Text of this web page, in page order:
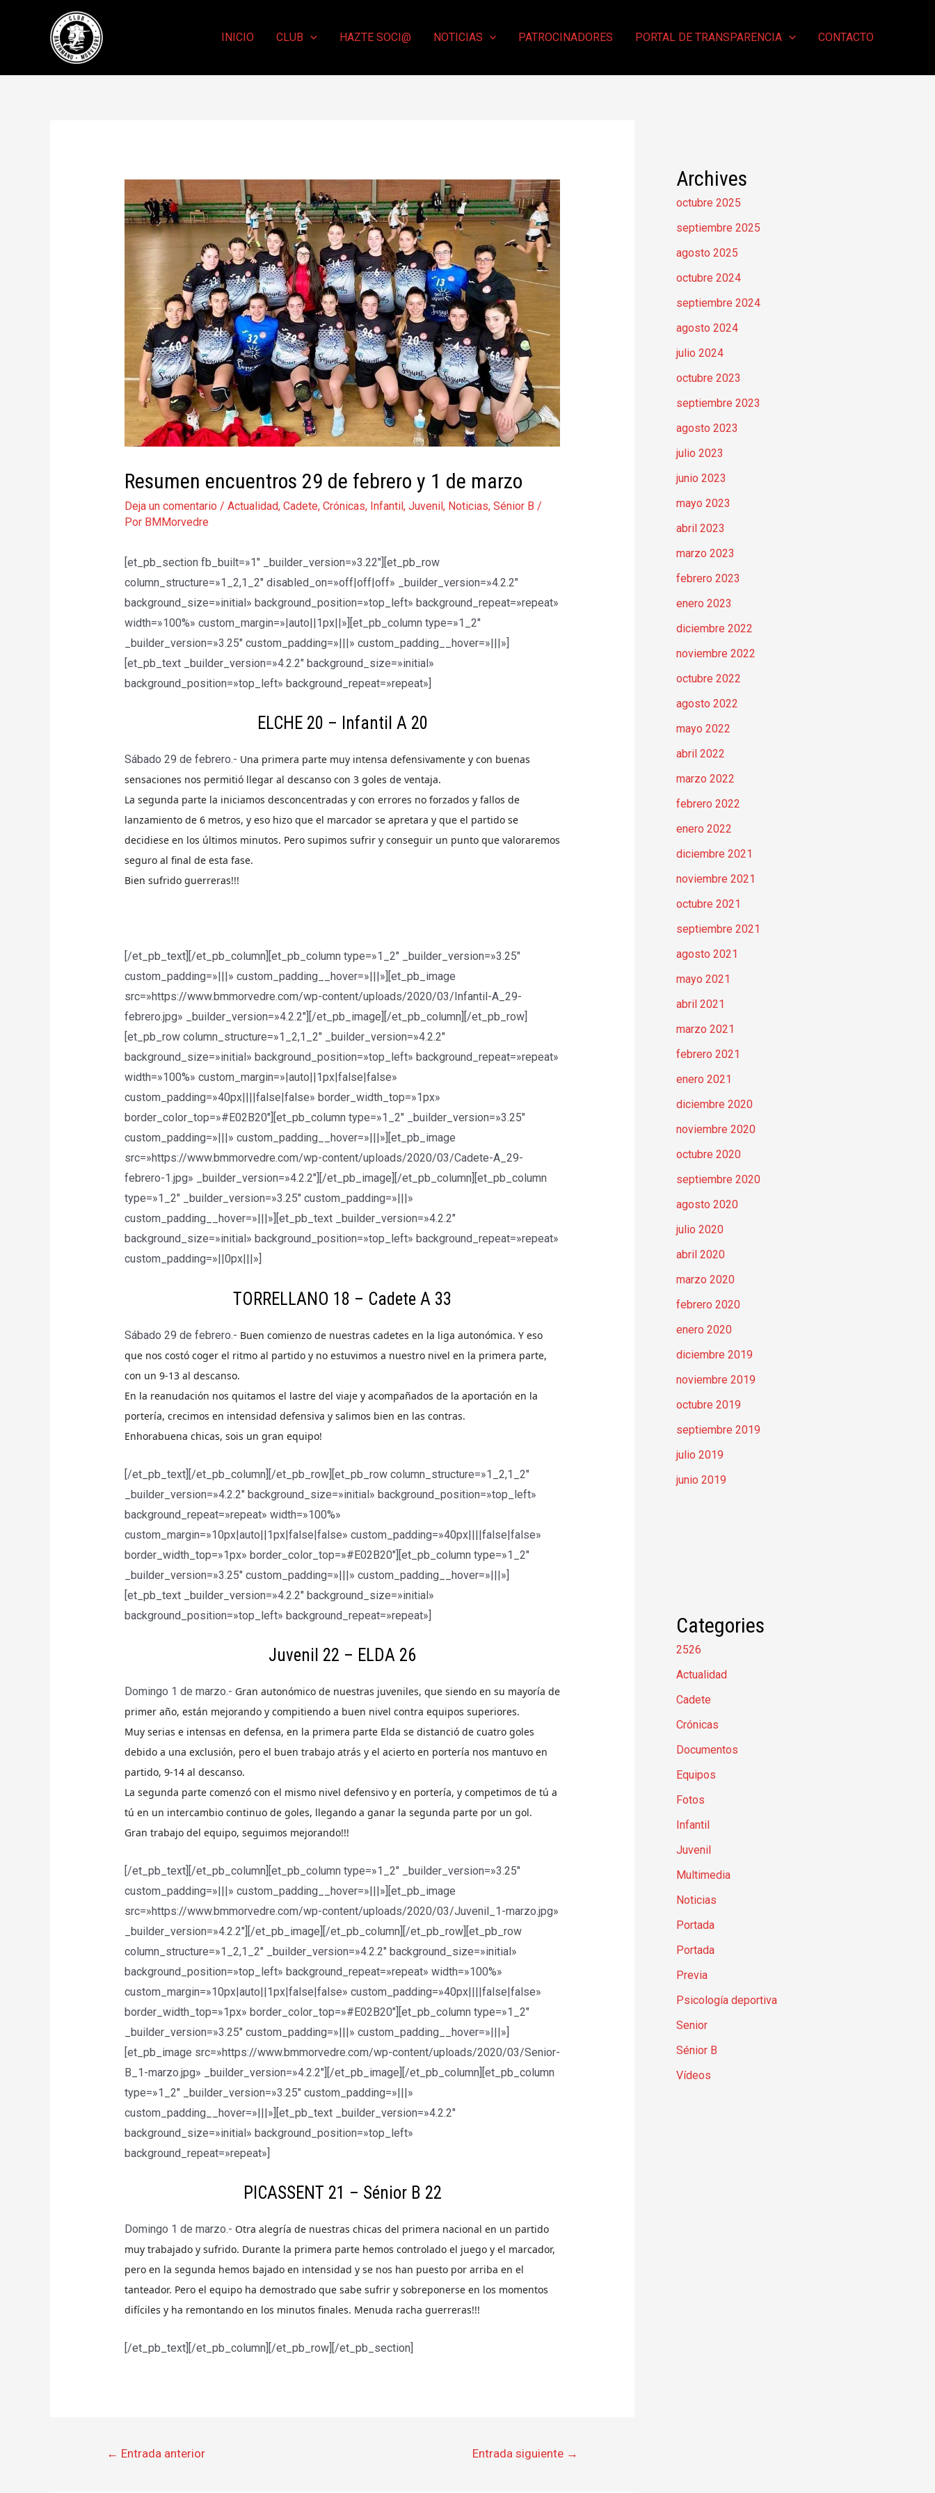
INICIO CLUB HAZTE SOCI@ NOTICIAS PATROCINADORES PORTAL DE TRANSPARENCIA CONTACTO
Resumen encuentros 29 de febrero y 1 de marzo
Deja un comentario / Actualidad, Cadete, Crónicas, Infantil, Juvenil, Noticias, Sénior B /
Por BMMorvedre
[et_pb_section fb_built=»1″ _builder_version=»3.22″][et_pb_row
column_structure=»1_2,1_2″ disabled_on=»off|off|off» _builder_version=»4.2.2″
background_size=»initial» background_position=»top_left» background_repeat=»repeat»
width=»100%» custom_margin=»|auto||1px||»][et_pb_column type=»1_2″
_builder_version=»3.25″ custom_padding=»|||» custom_padding__hover=»|||»]
[et_pb_text _builder_version=»4.2.2″ background_size=»initial»
background_position=»top_left» background_repeat=»repeat»]
ELCHE 20 – Infantil A 20
Sábado 29 de febrero.- Una primera parte muy intensa defensivamente y con buenas
sensaciones nos permitió llegar al descanso con 3 goles de ventaja.
La segunda parte la iniciamos desconcentradas y con errores no forzados y fallos de
lanzamiento de 6 metros, y eso hizo que el marcador se apretara y que el partido se
decidiese en los últimos minutos. Pero supimos sufrir y conseguir un punto que valoraremos
seguro al final de esta fase.
Bien sufrido guerreras!!!
[/et_pb_text][/et_pb_column][et_pb_column type=»1_2″ _builder_version=»3.25″
custom_padding=»|||» custom_padding__hover=»|||»][et_pb_image
src=»https://www.bmmorvedre.com/wp-content/uploads/2020/03/Infantil-A_29-
febrero.jpg» _builder_version=»4.2.2″][/et_pb_image][/et_pb_column][/et_pb_row]
[et_pb_row column_structure=»1_2,1_2″ _builder_version=»4.2.2″
background_size=»initial» background_position=»top_left» background_repeat=»repeat»
width=»100%» custom_margin=»|auto||1px|false|false»
custom_padding=»40px||||false|false» border_width_top=»1px»
border_color_top=»#E02B20″][et_pb_column type=»1_2″ _builder_version=»3.25″
custom_padding=»|||» custom_padding__hover=»|||»][et_pb_image
src=»https://www.bmmorvedre.com/wp-content/uploads/2020/03/Cadete-A_29-
febrero-1.jpg» _builder_version=»4.2.2″][/et_pb_image][/et_pb_column][et_pb_column
type=»1_2″ _builder_version=»3.25″ custom_padding=»|||»
custom_padding__hover=»|||»][et_pb_text _builder_version=»4.2.2″
background_size=»initial» background_position=»top_left» background_repeat=»repeat»
custom_padding=»||0px|||»]
TORRELLANO 18 – Cadete A 33
Sábado 29 de febrero.- Buen comienzo de nuestras cadetes en la liga autonómica. Y eso
que nos costó coger el ritmo al partido y no estuvimos a nuestro nivel en la primera parte,
con un 9-13 al descanso.
En la reanudación nos quitamos el lastre del viaje y acompañados de la aportación en la
portería, crecimos en intensidad defensiva y salimos bien en las contras.
Enhorabuena chicas, sois un gran equipo!
[/et_pb_text][/et_pb_column][/et_pb_row][et_pb_row column_structure=»1_2,1_2″
_builder_version=»4.2.2″ background_size=»initial» background_position=»top_left»
background_repeat=»repeat» width=»100%»
custom_margin=»10px|auto||1px|false|false» custom_padding=»40px||||false|false»
border_width_top=»1px» border_color_top=»#E02B20″][et_pb_column type=»1_2″
_builder_version=»3.25″ custom_padding=»|||» custom_padding__hover=»|||»]
[et_pb_text _builder_version=»4.2.2″ background_size=»initial»
background_position=»top_left» background_repeat=»repeat»]
Juvenil 22 – ELDA 26
Domingo 1 de marzo.- Gran autonómico de nuestras juveniles, que siendo en su mayoría de
primer año, están mejorando y compitiendo a buen nivel contra equipos superiores.
Muy serias e intensas en defensa, en la primera parte Elda se distanció de cuatro goles
debido a una exclusión, pero el buen trabajo atrás y el acierto en portería nos mantuvo en
partido, 9-14 al descanso.
La segunda parte comenzó con el mismo nivel defensivo y en portería, y competimos de tú a
tú en un intercambio continuo de goles, llegando a ganar la segunda parte por un gol.
Gran trabajo del equipo, seguimos mejorando!!!
[/et_pb_text][/et_pb_column][et_pb_column type=»1_2″ _builder_version=»3.25″
custom_padding=»|||» custom_padding__hover=»|||»][et_pb_image
src=»https://www.bmmorvedre.com/wp-content/uploads/2020/03/Juvenil_1-marzo.jpg»
_builder_version=»4.2.2″][/et_pb_image][/et_pb_column][/et_pb_row][et_pb_row
column_structure=»1_2,1_2″ _builder_version=»4.2.2″ background_size=»initial»
background_position=»top_left» background_repeat=»repeat» width=»100%»
custom_margin=»10px|auto||1px|false|false» custom_padding=»40px||||false|false»
border_width_top=»1px» border_color_top=»#E02B20″][et_pb_column type=»1_2″
_builder_version=»3.25″ custom_padding=»|||» custom_padding__hover=»|||»]
[et_pb_image src=»https://www.bmmorvedre.com/wp-content/uploads/2020/03/Senior-
B_1-marzo.jpg» _builder_version=»4.2.2″][/et_pb_image][/et_pb_column][et_pb_column
type=»1_2″ _builder_version=»3.25″ custom_padding=»|||»
custom_padding__hover=»|||»][et_pb_text _builder_version=»4.2.2″
background_size=»initial» background_position=»top_left»
background_repeat=»repeat»]
PICASSENT 21 – Sénior B 22
Domingo 1 de marzo.- Otra alegría de nuestras chicas del primera nacional en un partido
muy trabajado y sufrido. Durante la primera parte hemos controlado el juego y el marcador,
pero en la segunda hemos bajado en intensidad y se nos han puesto por arriba en el
tanteador. Pero el equipo ha demostrado que sabe sufrir y sobreponerse en los momentos
difíciles y ha remontando en los minutos finales. Menuda racha guerreras!!!
[/et_pb_text][/et_pb_column][/et_pb_row][/et_pb_section]
Navegación
← Entrada anterior Entrada siguiente →
Archives
octubre 2025
septiembre 2025
agosto 2025
octubre 2024
septiembre 2024
agosto 2024
julio 2024
octubre 2023
septiembre 2023
agosto 2023
julio 2023
junio 2023
mayo 2023
abril 2023
marzo 2023
febrero 2023
enero 2023
diciembre 2022
noviembre 2022
octubre 2022
agosto 2022
mayo 2022
abril 2022
marzo 2022
febrero 2022
enero 2022
diciembre 2021
noviembre 2021
octubre 2021
septiembre 2021
agosto 2021
mayo 2021
abril 2021
marzo 2021
febrero 2021
enero 2021
diciembre 2020
noviembre 2020
octubre 2020
septiembre 2020
agosto 2020
julio 2020
abril 2020
marzo 2020
febrero 2020
enero 2020
diciembre 2019
noviembre 2019
octubre 2019
septiembre 2019
julio 2019
junio 2019
Categories
2526
Actualidad
Cadete
Crónicas
Documentos
Equipos
Fotos
Infantil
Juvenil
Multimedia
Noticias
Portada
Portada
Previa
Psicología deportiva
Senior
Sénior B
Vídeos